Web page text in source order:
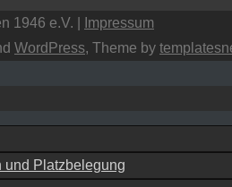
1946 e.V. |
Impressum
WordPress, Theme by
und Platzbelegung